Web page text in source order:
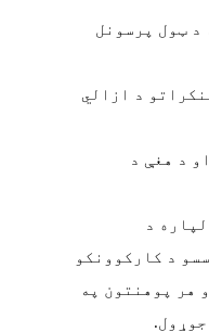
د ټول پرسونل
د ازالي
د هغې د
د
د کارکوونکو
هر پوهنتون په